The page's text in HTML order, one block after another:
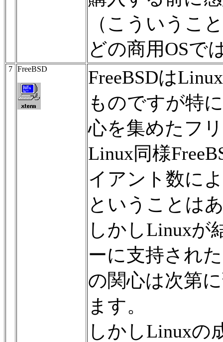
（こういうこ
どの商用OSで
7 FreeBSD
FreeBSDは
ものですが特
心を集めたフ
Linux同様
イアント数に
ということは
しかしLinuxが
ーに支持され
の関心は次第
ます。
しかしLinuxの